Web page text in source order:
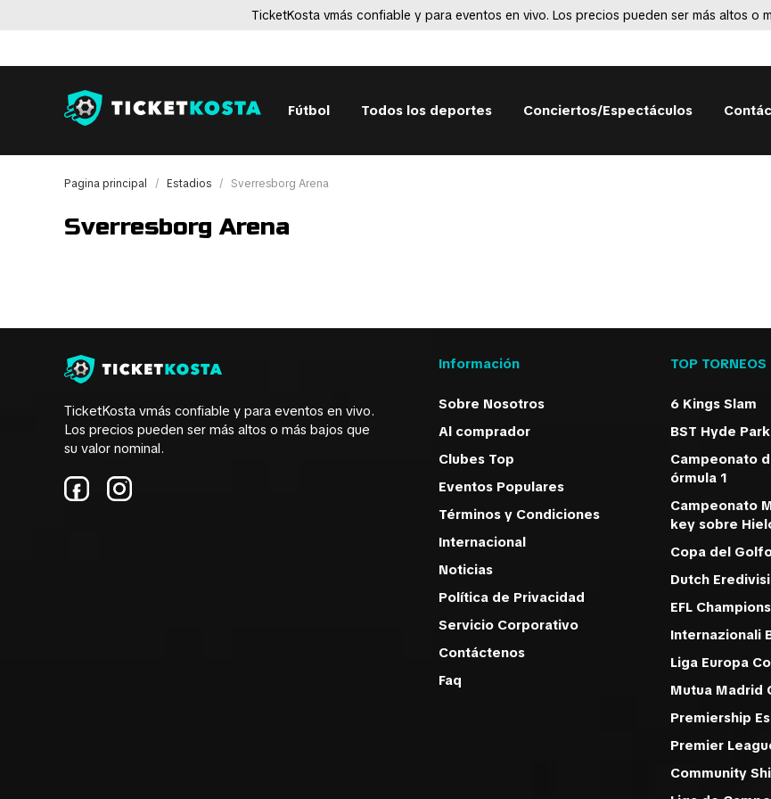
TicketKosta vmás confiable y para eventos en vivo. Los precios pueden ser más altos o
Fútbol Todos los deportes Conciertos/Espectáculos
Pagina principal Estadios Sverresborg Arena
Sverresborg Arena
TicketKosta vmás confiable y para eventos en vivo.
Los precios pueden ser más altos o más bajos que
su valor nominal.
Información
Sobre Nosotros
Al comprador
Clubes Top
Eventos Populares
Términos y Condiciones
Internacional
Noticias
Política de Privacidad
Servicio Corporativo
Contáctenos
Faq
TOP TORNEOS
6 Kings Slam
BST Hyde Park
Campeonato
órmula 1
Campeonato
key sobre
Copa del
Dutch
EFL
Internazionali
Liga Europa
Mutua Madrid
Premiership
Premier
Community